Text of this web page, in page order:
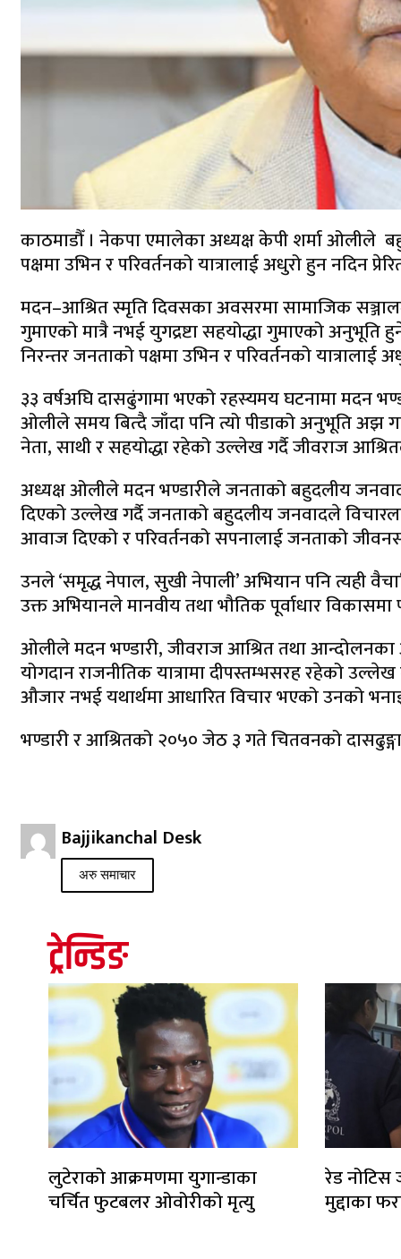
काठमाडौँ । नेकपा एमालेका अध्यक्ष केपी शर्मा ओलीले
पक्षमा उभिन र परिवर्तनको यात्रालाई अधुरो हुन नदिन
मदन–आश्रित स्मृति दिवसका अवसरमा सामाजिक
गुमाएको मात्रै नभई युगद्रष्टा सहयोद्धा गुमाएको
निरन्तर जनताको पक्षमा उभिन र परिवर्तनको यात्रालाई
३३ वर्षअघि दासढुंगामा भएको रहस्यमय घटनामा मदन
ओलीले समय बित्दै जाँदा पनि त्यो पीडाको अनुभूति अझ
नेता, साथी र सहयोद्धा रहेको उल्लेख गर्दै जीवराज
अध्यक्ष ओलीले मदन भण्डारीले जनताको बहुदलीय
दिएको उल्लेख गर्दै जनताको बहुदलीय जनवादले
आवाज दिएको र परिवर्तनको सपनालाई जनताको
उनले ‘समृद्ध नेपाल, सुखी नेपाली’ अभियान पनि त्यही
उक्त अभियानले मानवीय तथा भौतिक पूर्वाधार
ओलीले मदन भण्डारी, जीवराज आश्रित तथा आन्दोलनका
योगदान राजनीतिक यात्रामा दीपस्तम्भसरह रहेको
औजार नभई यथार्थमा आधारित विचार भएको उनको
भण्डारी र आश्रितको २०५० जेठ ३ गते चितवनको
Bajjikanchal Desk
अरु समाचार
ट्रेन्डिङ
लुटेराको आक्रमणमा युगान्डाका
चर्चित फुटबलर ओवोरीको मृत्यु
रेड नोटिस
मुद्दाका